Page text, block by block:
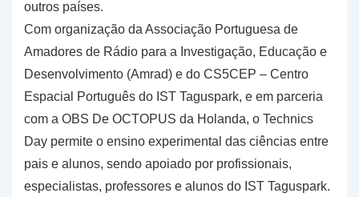
outros países.
Com organização da Associação Portuguesa de
Amadores de Rádio para a Investigação, Educação e
Desenvolvimento (Amrad) e do CS5CEP – Centro
Espacial Português do IST Taguspark, e em parceria
com a OBS De OCTOPUS da Holanda, o Technics
Day permite o ensino experimental das ciências entre
pais e alunos, sendo apoiado por profissionais,
especialistas, professores e alunos do IST Taguspark.